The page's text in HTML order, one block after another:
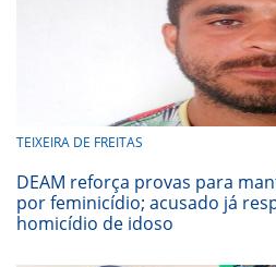
TEIXEIRA DE FREITAS
DEAM reforça provas para
por feminicídio; acusado já
homicídio de idoso